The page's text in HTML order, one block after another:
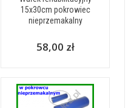
15x30cm pokrowiec
nieprzemakalny
58,00 zł